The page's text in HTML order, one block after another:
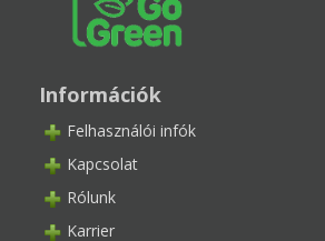
Információk
Felhasználói infók
Kapcsolat
Rólunk
Karrier